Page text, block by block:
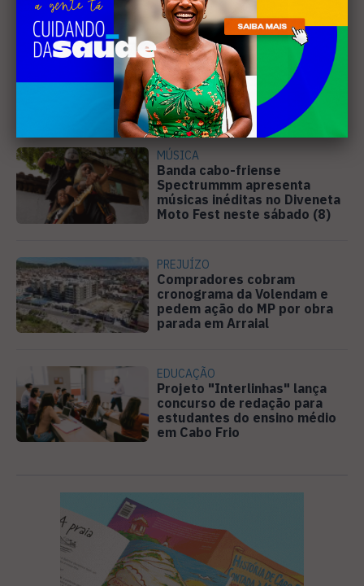
EDUCAÇÃO
Justiça determina que
Prefeitura de Cabo Frio
pague horas extras a
professores
MÚSICA
Banda cabo-friense
Spectrummm apresenta
músicas inéditas no Diveneta
Moto Fest neste sábado (8)
PREJUÍZO
Compradores cobram
cronograma da Volendam e
pedem ação do MP por obra
parada em Arraial
EDUCAÇÃO
Projeto "Interlinhas" lança
concurso de redação para
estudantes do ensino médio
em Cabo Frio